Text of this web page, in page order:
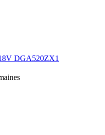
DGA520ZX1